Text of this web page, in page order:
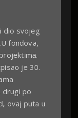
dio svojeg
fondova,
je 30.
drugi po
ovaj puta u